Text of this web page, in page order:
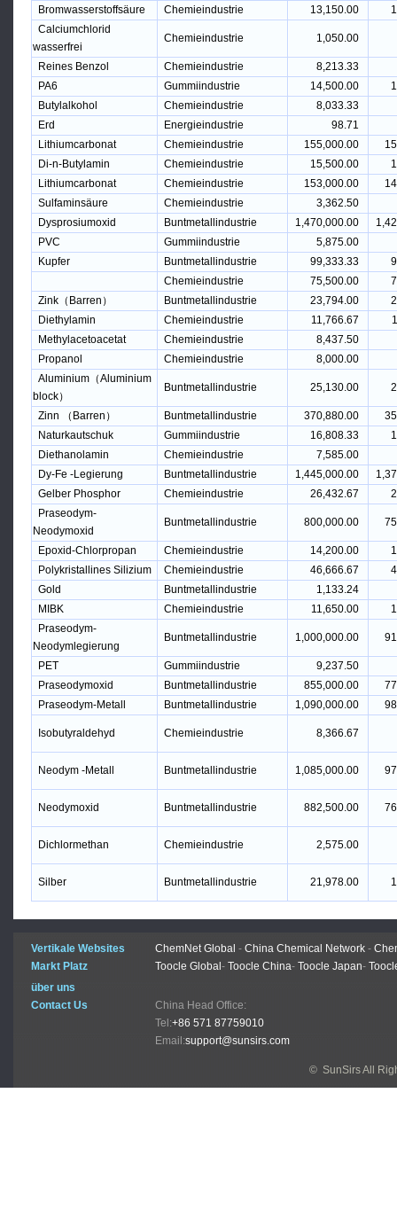
Bromwasserstoffsäure Chemieindustrie 13,150.00
Calciumchlorid
wasserfrei
Chemieindustrie 1,050.00
Reines Benzol Chemieindustrie
8,213.33
PA6
Gummiindustrie 14,500.00
Butylalkohol
Chemieindustrie
8,033.33
Erd
Energieindustrie
98.71
Lithiumcarbonat
Chemieindustrie 155,000.00
Di-n-Butylamin
Chemieindustrie 15,500.00
Lithiumcarbonat
Chemieindustrie 153,000.00
Sulfaminsäure
Chemieindustrie
3,362.50
Dysprosiumoxid
Buntmetallindustrie 1,470,000.00
PVC
Gummiindustrie
5,875.00
Kupfer
Buntmetallindustrie 99,333.33
Chemieindustrie
75,500.00
Zink（Barren）
Buntmetallindustrie 23,794.00
Diethylamin
Chemieindustrie 11,766.67
Methylacetoacetat
Chemieindustrie
8,437.50
Propanol
Chemieindustrie
8,000.00
Aluminium（Aluminium
block）
Buntmetallindustrie 25,130.00
Zinn （Barren） Buntmetallindustrie 370,880.00
Naturkautschuk
Gummiindustrie 16,808.33
Diethanolamin
Chemieindustrie
7,585.00
Dy-Fe -Legierung
Buntmetallindustrie 1,445,000.00
Gelber Phosphor
Chemieindustrie 26,432.67
Praseodym-
Neodymoxid
Buntmetallindustrie 800,000.00
Epoxid-Chlorpropan Chemieindustrie 14,200.00
Polykristallines Silizium
Chemieindustrie 46,666.67
Gold
Buntmetallindustrie
1,133.24
MIBK
Chemieindustrie 11,650.00
Praseodym-
Neodymlegierung
Buntmetallindustrie 1,000,000.00
PET Gummiindustrie
9,237.50
Praseodymoxid
Buntmetallindustrie 855,000.00
Praseodym-Metall
Buntmetallindustrie 1,090,000.00
Isobutyraldehyd Chemieindustrie 8,366.67
Neodym -Metall Buntmetallindustrie 1,085,000.00
Neodymoxid Buntmetallindustrie 882,500.00
Dichlormethan Chemieindustrie 2,575.00
Silber Buntmetallindustrie 21,978.00
Vertikale Websites ChemNet Global - China Chemical Network -
Markt Platz
Toocle Global - Toocle China- Toocle Japan-
über uns
Contact Us
China Head Office:
Tel:+86 571 87759010
Email:support@sunsirs.com
© SunSirs All